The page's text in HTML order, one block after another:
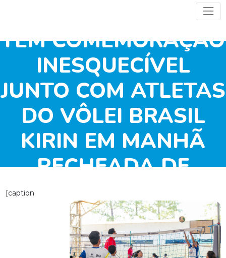
CAMPINAS E ITU/SP
TÊM COMEMORAÇÃO
INESQUECÍVEL
JUNTO COM ATLETAS
DO VÔLEI BRASIL
KIRIN EM MANHÃ
RECHEADA DE
ESPORTIVAS E
RECREATIVAS
[caption